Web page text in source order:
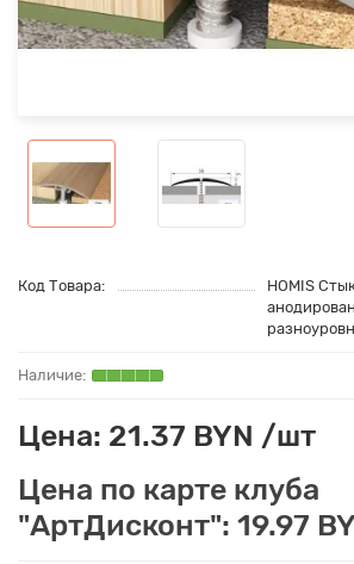
Код Товара:
HOMIS
Цена: 21.37 BYN /шт
Цена по карте клуба
"АртДисконт": 19.97